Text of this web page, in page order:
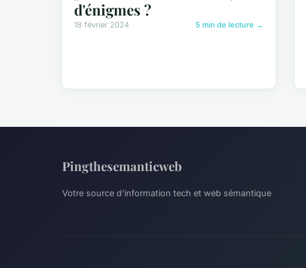
d'énigmes ?
18 février 2024 5 min de lecture →
Pingthesemanticweb
Votre source d'information tech et web sémantique